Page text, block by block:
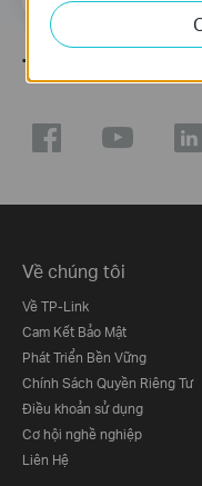
Theo dõi
Về chúng tôi
Về TP-Link
Cam Kết Bảo Mật
Phát Triển Bền Vững
Chính Sách Quyền Riêng Tư
Điều khoản sử dụng
Cơ hội nghề nghiệp
Liên Hệ